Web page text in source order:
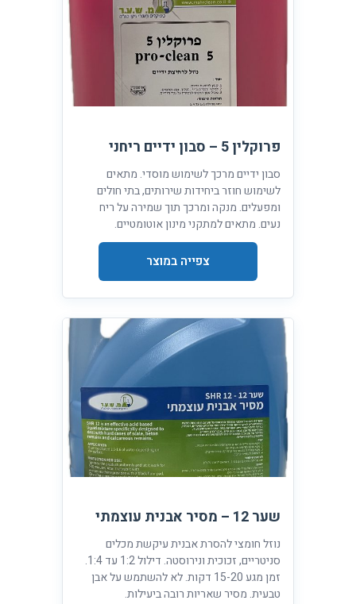
פרוקלין 5 – סבון ידיים ריחני
סבון ידיים מרכך לשימוש מוסדי. מתאים
לשימוש חוזר ביחידות שירותים, בתי חולים
ומפעלים. מנקה ומרכך תוך שמירה על ריח
נעים. מתאים למתקני מינון אוטומטיים.
צפייה במוצר
שער 12 – מסיר אבנית עוצמתי
נוזל חומצי להסרת אבנית עיקשת מכלים
סניטריים, זכוכית ונירוסטה. דילול 1:2 עד 1:4.
זמן מגע 15-20 דקות. לא להשתמש על אבן
טבעית. מסיר שאריות רובה ביעילות.